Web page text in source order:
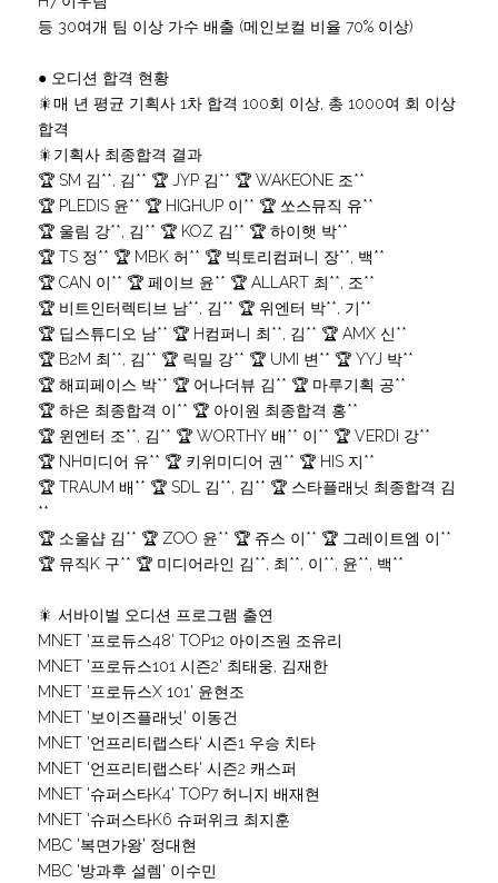
등 30여개 팀 이상 가수 배출 (메인보컬 비율 70% 이상)
● 오디션 합격 현황
🎇매 년 평균 기획사 1차 합격 100회 이상, 총 1000여 회 이상
합격
🎇기획사 최종합격 결과
🏆 SM 김**, 김** 🏆 JYP 김** 🏆 WAKEONE 조**
🏆 PLEDIS 윤** 🏆 HIGHUP 이** 🏆 쏘스뮤직 유**
🏆 울림 강**, 김** 🏆 KOZ 김** 🏆 하이햇 박**
🏆 TS 정** 🏆 MBK 허** 🏆 빅토리컴퍼니 장**, 백**
🏆 CAN 이** 🏆 페이브 윤** 🏆 ALLART 최**, 조**
🏆 비트인터렉티브 남**, 김** 🏆 위엔터 박**, 기**
🏆 딥스튜디오 남** 🏆 H컴퍼니 최**, 김** 🏆 AMX 신**
🏆 B2M 최**, 김** 🏆 릭밀 강** 🏆 UMI 변** 🏆 YYJ 박**
🏆 해피페이스 박** 🏆 어나더뷰 김** 🏆 마루기획 공**
🏆 하은 최종합격 이** 🏆 아이원 최종합격 홍**
🏆 윈엔터 조**, 김** 🏆 WORTHY 배** 이** 🏆 VERDI 강**
🏆 NH미디어 유** 🏆 키위미디어 권** 🏆 HIS 지**
🏆 TRAUM 배** 🏆 SDL 김**, 김** 🏆 스타플래닛 최종합격 김
**
🏆 소울샵 김** 🏆 ZOO 윤** 🏆 쥬스 이** 🏆 그레이트엠 이**
🏆 뮤직K 구** 🏆 미디어라인 김**, 최**, 이**, 윤**, 백**
🎇 서바이벌 오디션 프로그램 출연
MNET '프로듀스48' TOP12 아이즈원 조유리
MNET '프로듀스101 시즌2' 최태웅, 김재한
MNET '프로듀스X 101' 윤현조
MNET '보이즈플래닛' 이동건
MNET '언프리티랩스타' 시즌1 우승 치타
MNET '언프리티랩스타' 시즌2 캐스퍼
MNET '슈퍼스타K4' TOP7 허니지 배재현
MNET '슈퍼스타K6 슈퍼위크 최지훈
MBC '복면가왕' 정대현
MBC '방과후 설렘' 이수민